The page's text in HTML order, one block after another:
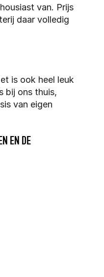
van. Prijs
daar volledig
is ook heel leuk
bij ons thuis,
van eigen
EN DE